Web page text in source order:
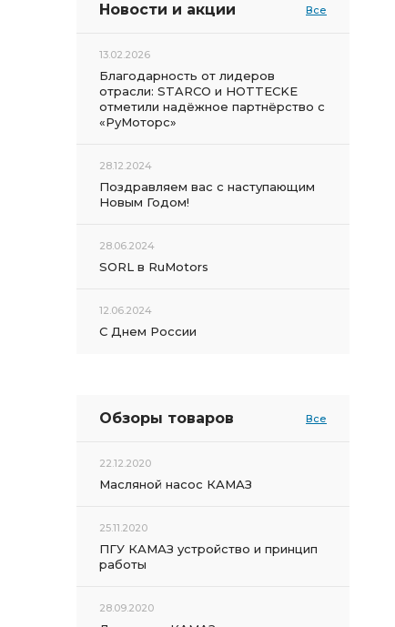
Новости и акции Все
13.02.2026
Благодарность от лидеров
отрасли: STARCO и HOTTECKE
отметили надёжное партнёрство с
«РуМоторс»
28.12.2024
Поздравляем вас с наступающим
Новым Годом!
28.06.2024
SORL в RuMotors
12.06.2024
С Днем России
Обзоры товаров Все
22.12.2020
Масляной насос КАМАЗ
25.11.2020
ПГУ КАМАЗ устройство и принцип
работы
28.09.2020